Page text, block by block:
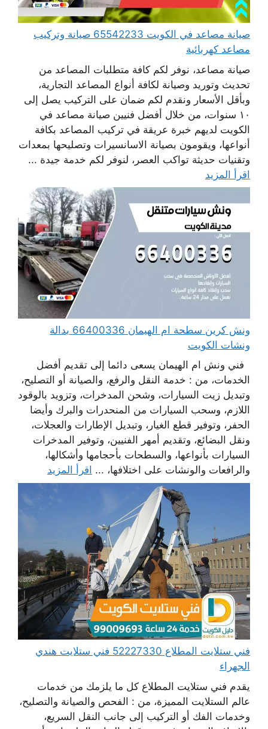
صيانة مصاعد في الكويت 65542233 صيانة وتركيب
مصاعد كهربائية
صيانة مصاعد، نوفر لكم كافة متطلبات المصاعد من
تحديث وتوريد وصيانة لكافة أنواع المصاعد التجارية،
وبأقل الأسعار ونقدم لكم ضمان على التركيب يصل إلى
١٠ سنوات، من خلال أفضل فنيين صيانة مصاعد في
الكويت لديهم خبرة عريقة في تركيب المصاعد بكافة
أنواعها، ويقومون بصيانة الاسانسيرات وتصليحها بمعدات
وتقنيات حديثة تواكب العصر، لنوفر لكم خدمة جيدة ...
اقرأ المزيد
ونش كرين سطحة ام الهيمان 66400336 بدالة
ونشات الكويت
فني ونش ام الهيمان يسعى دائما إلى تقديم أفضل
الخدمات، من : خدمة النقل والرفع، والصيانة أو التصليح،
وتبديل زيت السيارات، وشحن المدخرات، وتزويد بالوقود
اللازم، وسحب السيارات من المنحدرات والبرك وأيضا
الحفر، وتوفير قطع الغيار، وتبديل الإطارات والعجلات،
ونقل البضائع، وتقديم أمهر الفنيين، وتوفير المدخرات
السيارات بأنواعها، والسطحات بأحجامها وأشكالها،
والرافعات والونشات على اختلافها، ... اقرأ المزيد
فني ستلايت المطلاع 52227330 فني ستلايت هندي
الجهراء
يقدم فني ستلايت المطلاع كل ما يلزمك من خدمات
عالم الستلايت المميزة، من : الفحص والصيانة والتصليح،
وخدمات الفك أو التركيب إلى جانب النقل السريع،